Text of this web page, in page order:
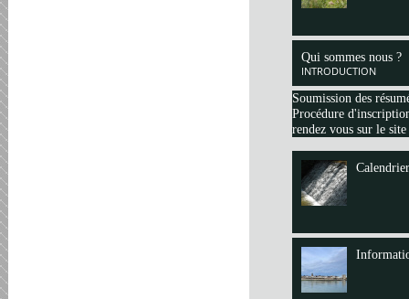
Qui sommes nous ?
INTRODUCTION
Soumission des
Procédure
rendez vous sur le
Calendrier